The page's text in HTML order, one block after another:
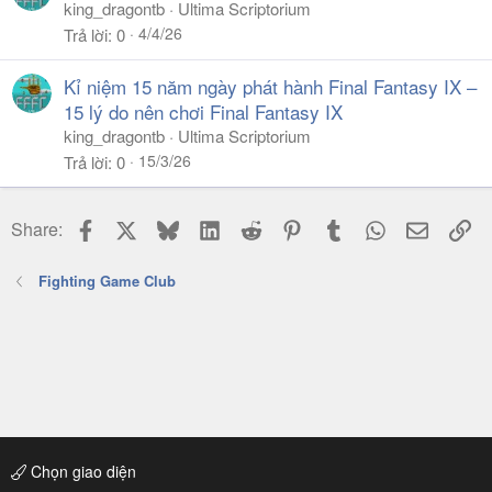
-upgraded lee's AI
-upgraded kisame's AI
-upgraded gaara's AI
-upgraded shino's AI
Cheat: bawkbak
Haku: id: 0 type: 0 file: chars\brrrrr.dat
king_dragontb
Ultima Scriptorium
Trả lời 0 4/4/26
Kỉ niệm 15 năm ngày phát hành Final Fantasy IX –
15 lý do nên chơi Final Fantasy IX
king_dragontb
Ultima Scriptorium
Trả lời 0 15/3/26
Share: Facebook BlueskyLinkedIn
Reddit PinterestTumblr WhatsApp
Email
Fighting Game Club
Chọn giao diện